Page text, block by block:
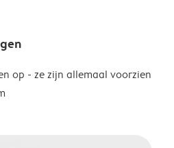
op - ze zijn allemaal voorzien